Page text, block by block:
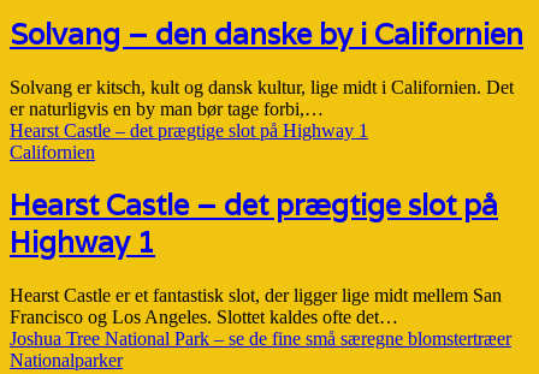
Solvang – den danske by i Californien
Solvang er kitsch, kult og dansk kultur, lige midt i Californien. Det
er naturligvis en by man bør tage forbi,…
Hearst Castle – det prægtige slot på Highway 1
Californien
Hearst Castle – det prægtige slot på
Highway 1
Hearst Castle er et fantastisk slot, der ligger lige midt mellem San
Francisco og Los Angeles. Slottet kaldes ofte det…
Joshua Tree National Park – se de fine små særegne blomstertræer
Nationalparker